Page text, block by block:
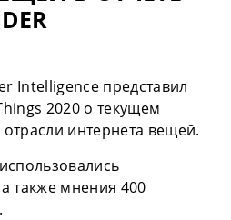
Intelligence представил
2020 о текущем
интернета вещей.
также мнения 400